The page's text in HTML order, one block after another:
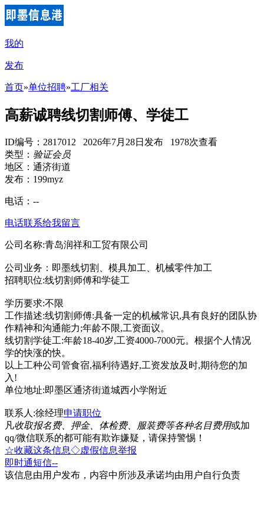
我的
发布
首页»单位招聘»工厂相关
高薪诚聘线切割师傅、学徒工
ID编号：2817012 2026年7月28日发布 1978次查看
类型： 验证会员
地区：通济街道
发布：199myz
电话： --
电话联系给我留言
公司名称:青岛润祥和工贸有限公司
公司业务：即墨线切割、模具加工、机械零件加工
招聘职位:线切割师傅和学徒工
学历要求:不限
工作描述:线切割师傅:具备一定的机械常识,具有良好的团队协
作精神和沟通能力;年龄不限,工资面议。
线切割学徒工:年龄18-40岁,工资4000-7000元。根据个人情况
学的快涨的快。
以上工种公司管食宿,福利待遇好,工资发放及时,期待您的加
入!
单位地址:即墨区通济街道城西小学附近
联系人:徐经理申请职位
凡收取报名费、押金、体检费、服装费等各种名目费用或加
qq/微信联系的都可能有欺诈嫌疑，请保持警惕！
☆收藏这条信息◇虚假信息举报
即时通短信--
该信息由用户发布，内容中所涉及承诺均由用户自行负责